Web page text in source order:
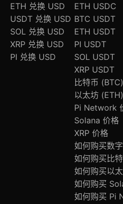
ETH 兑换 USD
USDT 兑换 USD
SOL 兑换 USD
XRP 兑换 USD
PI 兑换 USD
ETH USDC
BTC USDT
ETH USDT
PI USDT
SOL USDT
XRP USDT
比特币
以太坊
Pi Network
Solana 价格
XRP 价格
如何购买数
如何购买比
如何购买以
如何购买
如何购买 Pi